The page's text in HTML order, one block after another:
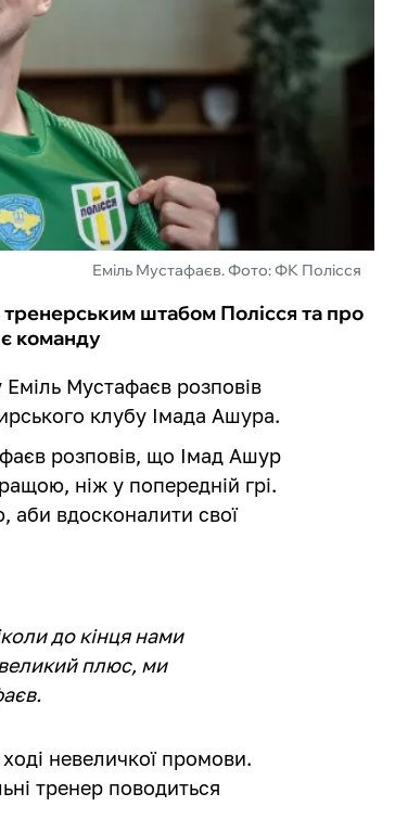
Еміль Мустафаєв. Фото: ФК Полісся
штабом Полісся та про
команду
Мустафаєв розповів
клубу Імада Ашура.
розповів, що Імад Ашур
ніж у попередній грі.
аби вдосконалити свої
до кінця нами
плюс, ми
невеличкої промови.
тренер поводиться